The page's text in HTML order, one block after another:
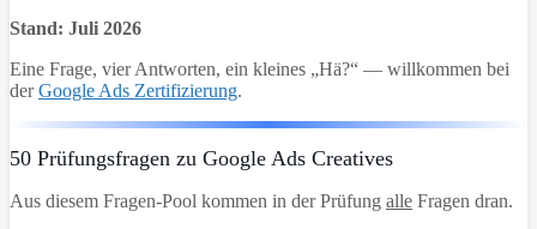
Stand: Juli 2026
Eine Frage, vier Antworten, ein kleines „Hä?“ — willkommen bei
derGoogle Ads Zertifizierung.
50 Prüfungsfragen zu Google Ads Creatives
Aus diesem Fragen-Pool kommen in der Prüfung alle Fragen dran.